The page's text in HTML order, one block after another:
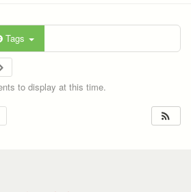
Tags
to display at this time.